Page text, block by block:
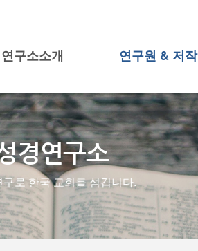
연구소소개 연구원 & 저작
메뉴 건너뛰기
경연구소
로 한국 교회를 섬깁니다.